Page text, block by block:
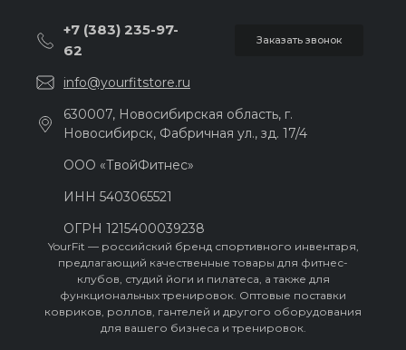
+7 (383) 235-97-
62
Заказать звонок
info@yourfitstore.ru
630007, Новосибирская область, г.
Новосибирск, Фабричная ул., зд. 17/4
ООО «ТвойФитнес»
ИНН 54030‍65521
ОГРН 121540‍0039238
YourFit — российский бренд спортивного инвентаря,
предлагающий качественные товары для фитнес-
клубов, студий йоги и пилатеса, а также для
функциональных тренировок. Оптовые поставки
ковриков, роллов, гантелей и другого оборудования
для вашего бизнеса и тренировок.